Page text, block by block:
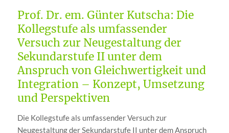
Prof. Dr. em. Günter Kutscha: Die
Kollegstufe als umfassender
Versuch zur Neugestaltung der
Sekundarstufe II unter dem
Anspruch von Gleichwertigkeit und
Integration – Konzept, Umsetzung
und Perspektiven
Die Kollegstufe als umfassender Versuch zur
Neugestaltung der Sekundarstufe II unter dem Anspruch